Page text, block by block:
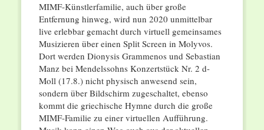
MIMF-Künstlerfamilie, auch über große
Entfernung hinweg, wird nun 2020 unmittelbar
live erlebbar gemacht durch virtuell gemeinsames
Musizieren über einen Split Screen in Molyvos.
Dort werden Dionysis Grammenos und Sebastian
Manz bei Mendelssohns Konzertstück Nr. 2 d-
Moll (17.8.) nicht physisch anwesend sein,
sondern über Bildschirm zugeschaltet, ebenso
kommt die griechische Hymne durch die große
MIMF-Familie zu einer virtuellen Aufführung.